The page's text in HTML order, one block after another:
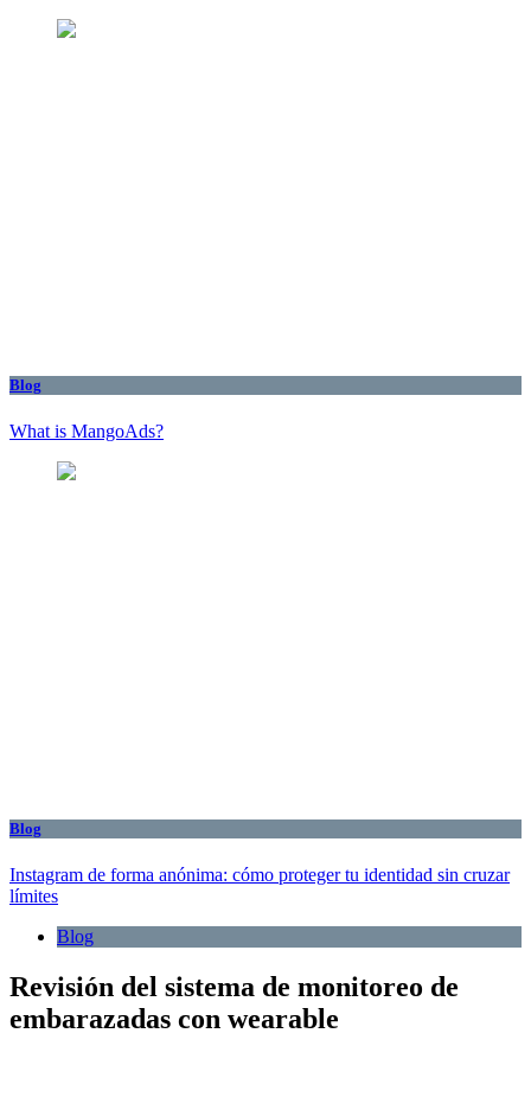
Blog
What is MangoAds?
Blog
Instagram de forma anónima: cómo proteger tu identidad sin cruzar
límites
Blog
Revisión del sistema de monitoreo de
embarazadas con wearable